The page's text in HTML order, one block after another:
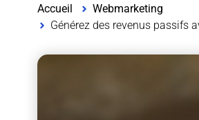
Accueil
Webmarketing
Générez des revenus passifs